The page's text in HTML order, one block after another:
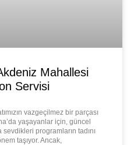
Mahallesi
Servisi
vazgeçilmez bir parçası
yaşayanlar için, güncel
programların tadını
taşıyor. Ancak,